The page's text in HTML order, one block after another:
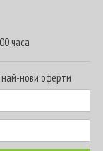
часа
нови оферти